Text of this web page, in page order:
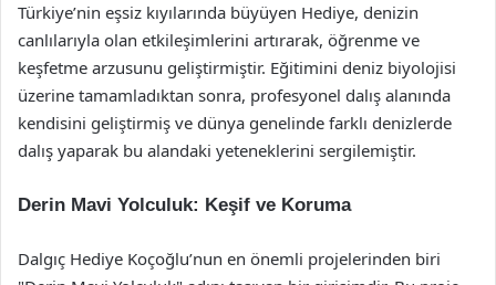
Türkiye’nin eşsiz kıyılarında büyüyen Hediye, denizin
canlılarıyla olan etkileşimlerini artırarak, öğrenme ve
keşfetme arzusunu geliştirmiştir. Eğitimini deniz biyolojisi
üzerine tamamladıktan sonra, profesyonel dalış alanında
kendisini geliştirmiş ve dünya genelinde farklı denizlerde
dalış yaparak bu alandaki yeteneklerini sergilemiştir.
Derin Mavi Yolculuk: Keşif ve Koruma
Dalgıç Hediye Koçoğlu’nun en önemli projelerinden biri